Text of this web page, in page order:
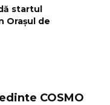
startul
Orașul de
COSMO